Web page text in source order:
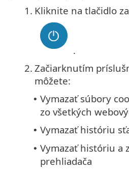
1. Kliknite na tlačidlo
.
2. Začiarknutím
môžete:
• Vymazať súbory
zo všetkých
• Vymazať históriu
• Vymazať históriu a
prehliadača